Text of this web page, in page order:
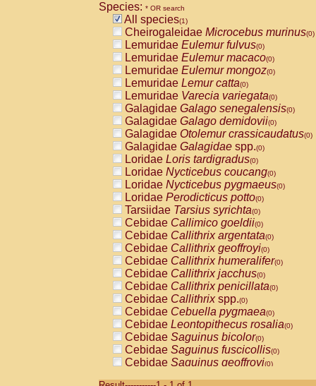
Species: * OR search
All species(1)
Cheirogaleidae Microcebus murinus(0)
Lemuridae Eulemur fulvus(0)
Lemuridae Eulemur macaco(0)
Lemuridae Eulemur mongoz(0)
Lemuridae Lemur catta(0)
Lemuridae Varecia variegata(0)
Galagidae Galago senegalensis(0)
Galagidae Galago demidovii(0)
Galagidae Otolemur crassicaudatus(0)
Galagidae Galagidae spp.(0)
Loridae Loris tardigradus(0)
Loridae Nycticebus coucang(0)
Loridae Nycticebus pygmaeus(0)
Loridae Perodicticus potto(0)
Tarsiidae Tarsius syrichta(0)
Cebidae Callimico goeldii(0)
Cebidae Callithrix argentata(0)
Cebidae Callithrix geoffroyi(0)
Cebidae Callithrix humeralifer(0)
Cebidae Callithrix jacchus(0)
Cebidae Callithrix penicillata(0)
Cebidae Callithrixspp.(0)
Cebidae Cebuella pygmaea(0)
Cebidae Leontopithecus rosalia(0)
Cebidae Saguinus bicolor(0)
Cebidae Saguinus fuscicollis(0)
Cebidae Saguinus geoffroyi(0)